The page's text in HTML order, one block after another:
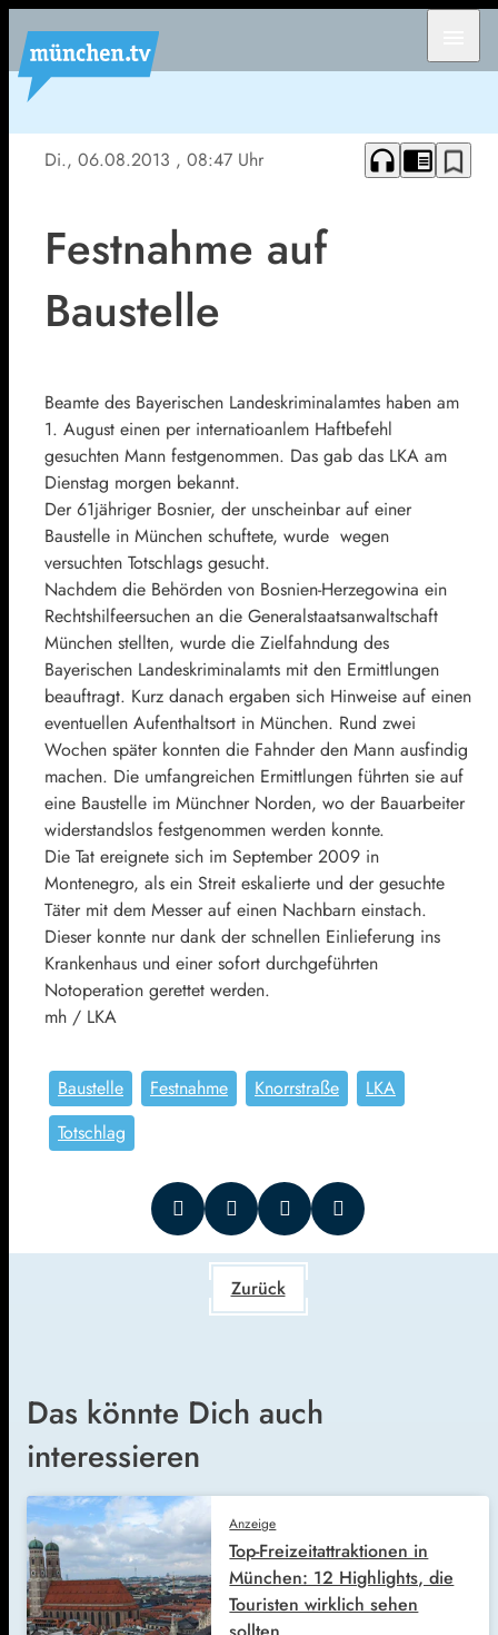
Di., 06.08.2013 , 08:47 Uhr headphones chrome_reader_mode bookmark_border
Festnahme auf
Baustelle
Beamte des Bayerischen Landeskriminalamtes haben am
1. August einen per internatioanlem Haftbefehl
gesuchten Mann festgenommen. Das gab das LKA am
Dienstag morgen bekannt.
Der 61jähriger Bosnier, der unscheinbar auf einer
Baustelle in München schuftete, wurde wegen
versuchten Totschlags gesucht.
Nachdem die Behörden von Bosnien-Herzegowina ein
Rechtshilfeersuchen an die Generalstaatsanwaltschaft
München stellten, wurde die Zielfahndung des
Bayerischen Landeskriminalamts mit den Ermittlungen
beauftragt. Kurz danach ergaben sich Hinweise auf einen
eventuellen Aufenthaltsort in München. Rund zwei
Wochen später konnten die Fahnder den Mann ausfindig
machen. Die umfangreichen Ermittlungen führten sie auf
eine Baustelle im Münchner Norden, wo der Bauarbeiter
widerstandslos festgenommen werden konnte.
Die Tat ereignete sich im September 2009 in
Montenegro, als ein Streit eskalierte und der gesuchte
Täter mit dem Messer auf einen Nachbarn einstach.
Dieser konnte nur dank der schnellen Einlieferung ins
Krankenhaus und einer sofort durchgeführten
Notoperation gerettet werden.
mh / LKA
Baustelle Festnahme Knorrstraße
LKA
Totschlag
Zurück
Das könnte Dich auch
interessieren
Anzeige
Top-Freizeitattraktionen in
München: 12 Highlights, die
Touristen wirklich sehen